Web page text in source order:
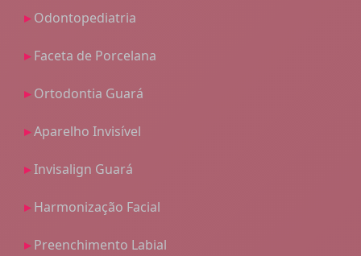
Odontopediatria
Faceta de Porcelana
Ortodontia Guará
Aparelho Invisível
Invisalign Guará
Harmonização Facial
Preenchimento Labial